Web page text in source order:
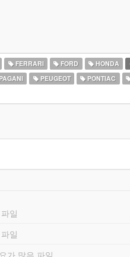
FERRARI FORD HONDA
PEUGEOT PONTIAC
일
일
가 많은 파일